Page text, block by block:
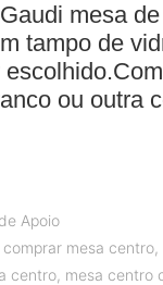
mesa
tampo de
ou outra
Apoio
comprar mesa centro,
centro, mesa centro